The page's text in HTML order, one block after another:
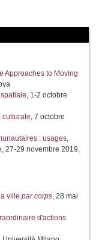
Approaches to Moving
, 1-2 octobre
culturale, 7 octobre
: usages,
, 27-29 novembre 2019,
ville par corps, 28 mai
d'actions